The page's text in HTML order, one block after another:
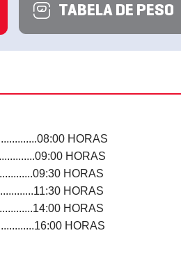
TABELA DE PESO
HORAS
HORAS
HORAS
HORAS
HORAS
HORAS